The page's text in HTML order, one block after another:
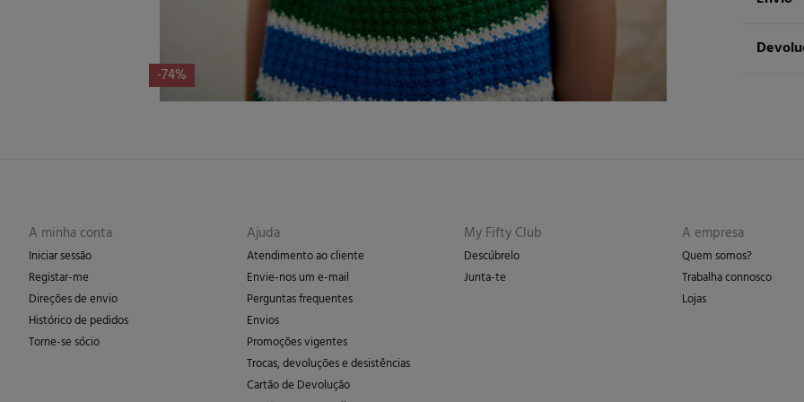
-74%
A minha conta
Iniciar sessão
Registar-me
Direções de envio
Histórico de pedidos
Torne-se sócio
Ajuda
Atendimento ao cliente
Envie-nos um e-mail
Perguntas frequentes
Envios
Promoções vigentes
Trocas, devoluções e desistências
Cartão de Devolução
My Fifty Club
Descúbrelo
Junta-te
A empresa
Quem somos?
Trabalha connosco
Lojas